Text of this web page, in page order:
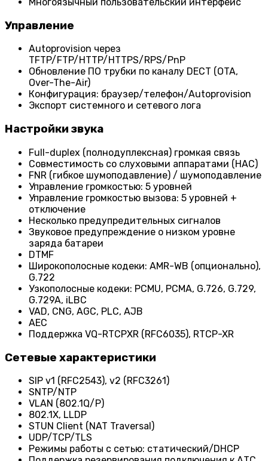
Управление
Autoprovision через
TFTP/FTP/HTTP/HTTPS/RPS/PnP
Обновление ПО трубки по каналу DECT (OTA,
Over-The-Air)
Конфигурация: браузер/телефон/Autoprovision
Экспорт системного и сетевого лога
Настройки звука
Full-duplex (полнодуплексная) громкая связь
Совместимость со слуховыми аппаратами (HAC)
FNR (гибкое шумоподавление) / шумоподавление
Управление громкостью: 5 уровней
Управление громкостью вызова: 5 уровней +
отключение
Несколько предупредительных сигналов
Звуковое предупреждение о низком уровне
заряда батареи
DTMF
Широкополосные кодеки: AMR-WB (опционально),
G.722
Узкополосные кодеки: PCMU, PCMA, G.726, G.729,
G.729A, iLBC
VAD, CNG, AGC, PLC, AJB
AEC
Поддержка VQ-RTCPXR (RFC6035), RTCP-XR
Сетевые характеристики
SIP v1 (RFC2543), v2 (RFC3261)
SNTP/NTP
VLAN (802.1Q/P)
802.1X, LLDP
STUN Client (NAT Traversal)
UDP/TCP/TLS
Режимы работы с сетью: статический/DHCP